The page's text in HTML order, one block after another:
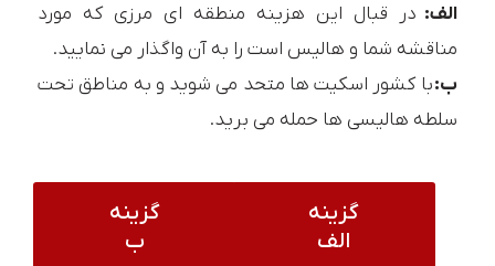
الف: در قبال این هزینه منطقه ای مرزی که مورد
مناقشه شما و هالیس است را به آن واگذار می نمایید.
ب:با کشور اسکیت ها متحد می شوید و به مناطق تحت
سلطه هالیسی ها حمله می برید.
گزینه
الف
گزینه
ب